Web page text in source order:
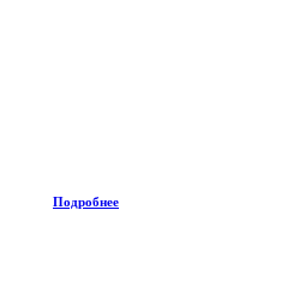
Подробнее